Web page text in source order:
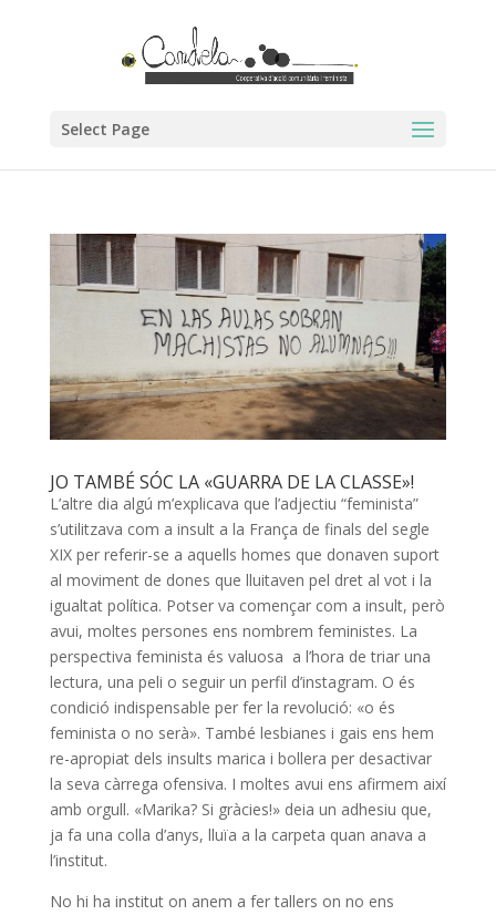
Select Page
JO TAMBÉ SÓC LA «GUARRA DE LA CLASSE»!
L’altre dia algú m’explicava que l’adjectiu “feminista”
s’utilitzava com a insult a la França de finals del segle
XIX per referir-se a aquells homes que donaven suport
al moviment de dones que lluitaven pel dret al vot i la
igualtat política. Potser va començar com a insult, però
avui, moltes persones ens nombrem feministes. La
perspectiva feminista és valuosa a l’hora de triar una
lectura, una peli o seguir un perfil d’instagram. O és
condició indispensable per fer la revolució: «o és
feminista o no serà». També lesbianes i gais ens hem
re-apropiat dels insults marica i bollera per desactivar
la seva càrrega ofensiva. I moltes avui ens afirmem així
amb orgull. «Marika? Si gràcies!» deia un adhesiu que,
ja fa una colla d’anys, lluïa a la carpeta quan anava a
l’institut.
No hi ha institut on anem a fer tallers on no ens